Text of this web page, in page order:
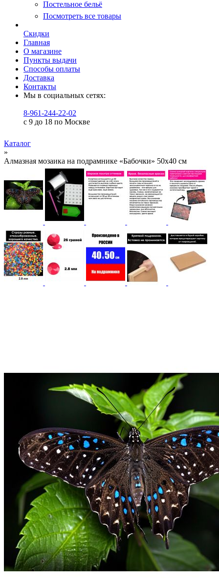
Постельное бельё
Посмотреть все товары
Скидки
Главная
О магазине
Пункты выдачи
Способы оплаты
Доставка
Контакты
Мы в социальных сетях:
8-961-244-22-02
с 9 до 18 по Москве
Каталог
»
Алмазная мозаика на подрамнике «Бабочки» 50x40 см